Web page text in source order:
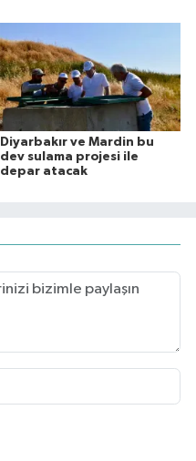
Diyarbakır ve Mardin bu
dev sulama projesi ile
depar atacak